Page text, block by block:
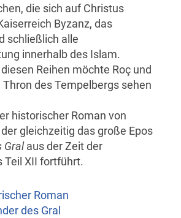
die sich auf Christus
Byzanz, das
schließlich alle
innerhalb des Islam.
Reihen möchte Roç und
des Tempelbergs sehen
historischer Roman von
gleichzeitig das große Epos
Gralaus der Zeit der
Teil XII fortführt.
Roman
des Gral